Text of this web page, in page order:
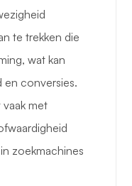
te trekken die
wat kan
en conversies.
met
zoekmachines